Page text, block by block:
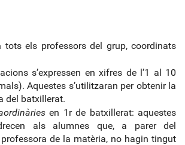
tots els professors del grup, coordinats
s’expressen en xifres de l’1 al 10
Aquestes s’utilitzaran per obtenir la
del batxillerat.
en 1r de batxillerat: aquestes
als alumnes que, a parer del
de la matèria, no hagin tingut